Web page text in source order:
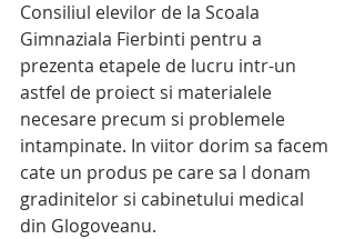
Consiliul elevilor de la Scoala
Gimnaziala Fierbinti pentru a
prezenta etapele de lucru intr-un
astfel de proiect si materialele
necesare precum si problemele
intampinate. In viitor dorim sa facem
cate un produs pe care sa l donam
gradinitelor si cabinetului medical
din Glogoveanu.